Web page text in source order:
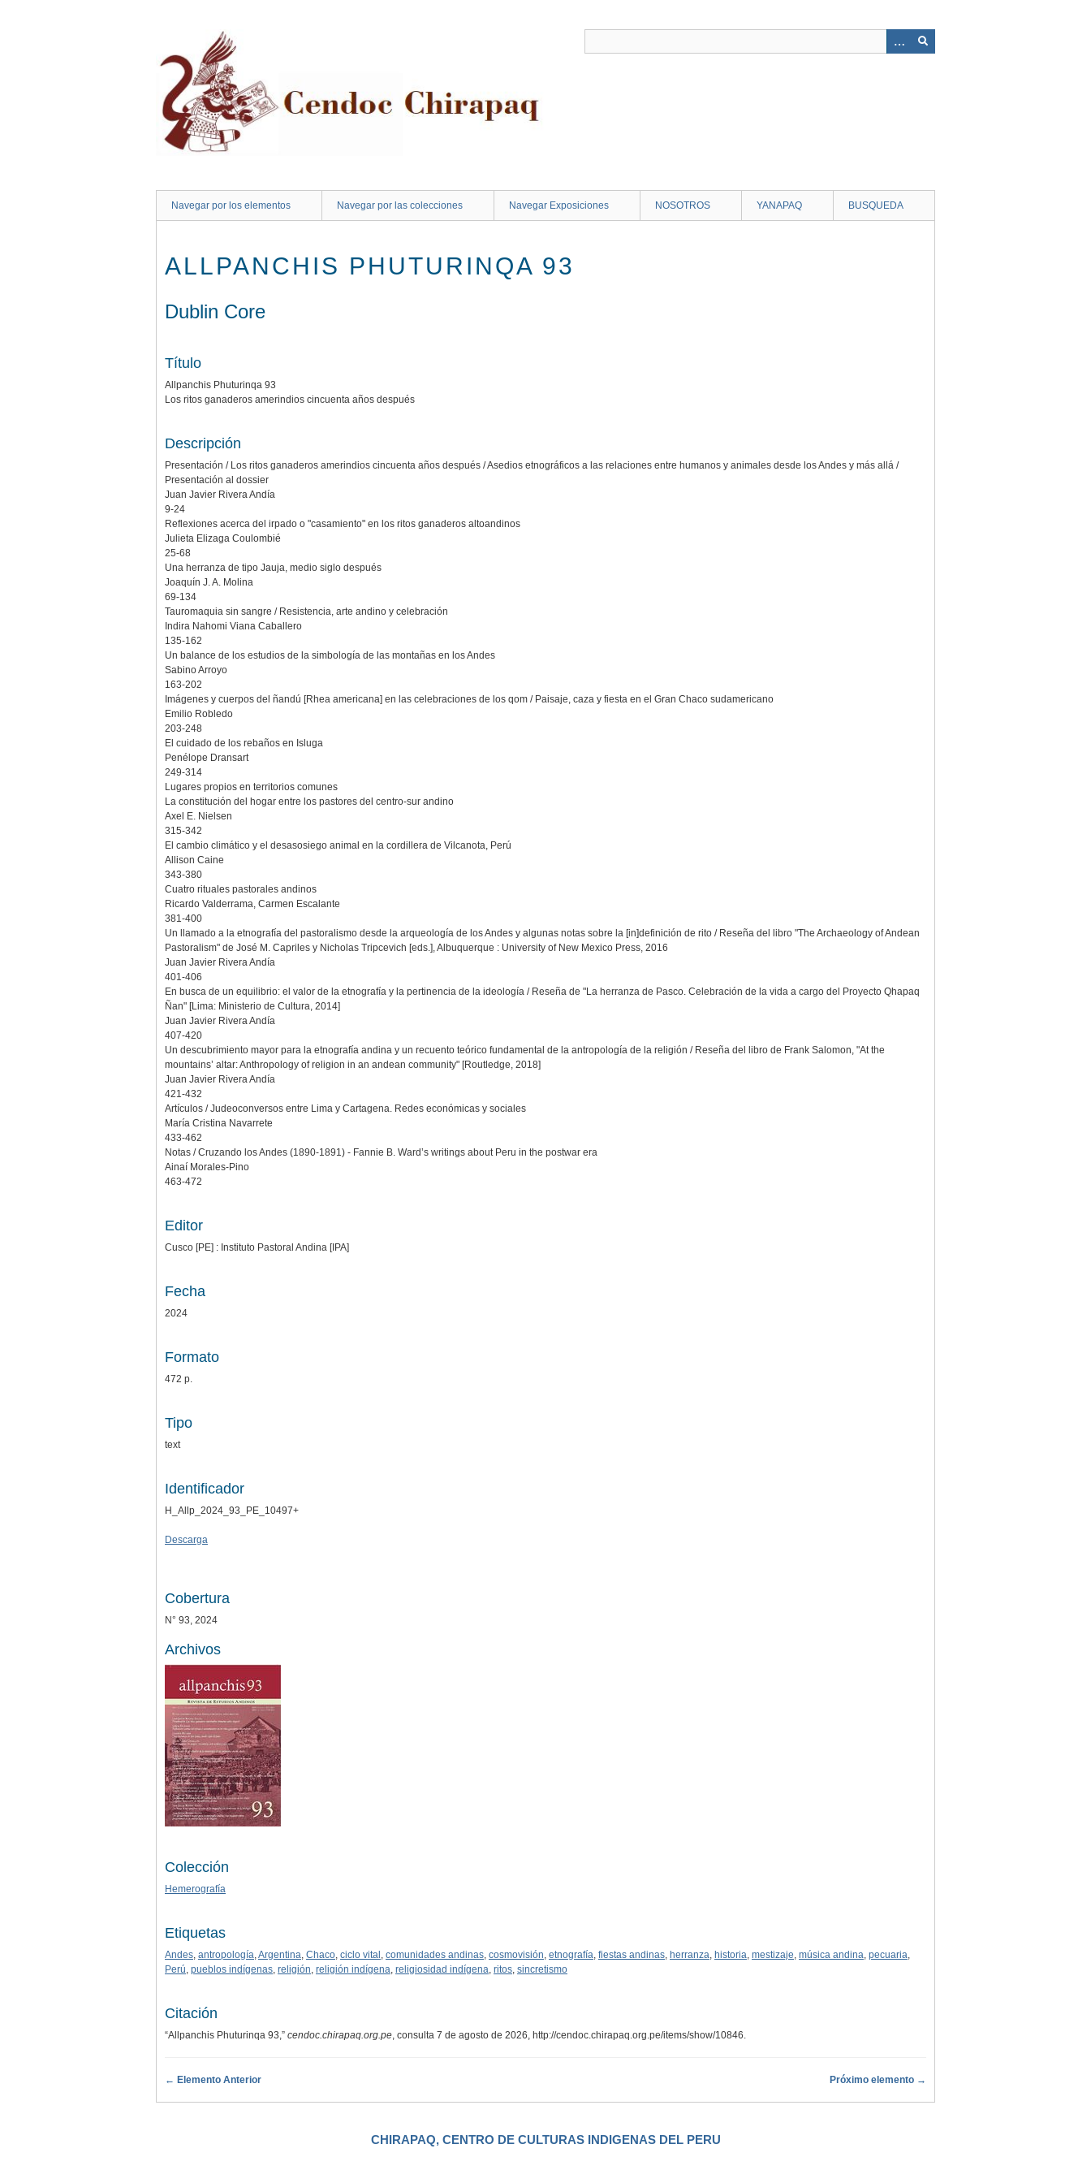
Navegar por los elementos Navegar por las colecciones Navegar Exposiciones NOSOTROS YANAPAQ BUSQUEDA
ALLPANCHIS PHUTURINQA 93
Dublin Core
Título
Allpanchis Phuturinqa 93
Los ritos ganaderos amerindios cincuenta años después
Descripción
Presentación / Los ritos ganaderos amerindios cincuenta años después / Asedios etnográficos a las relaciones entre humanos y animales desde los Andes y más allá /
Presentación al dossier
Juan Javier Rivera Andía
9-24
Reflexiones acerca del irpado o "casamiento" en los ritos ganaderos altoandinos
Julieta Elizaga Coulombié
25-68
Una herranza de tipo Jauja, medio siglo después
Joaquín J. A. Molina
69-134
Tauromaquia sin sangre / Resistencia, arte andino y celebración
Indira Nahomi Viana Caballero
135-162
Un balance de los estudios de la simbología de las montañas en los Andes
Sabino Arroyo
163-202
Imágenes y cuerpos del ñandú [Rhea americana] en las celebraciones de los qom / Paisaje, caza y fiesta en el Gran Chaco sudamericano
Emilio Robledo
203-248
El cuidado de los rebaños en Isluga
Penélope Dransart
249-314
Lugares propios en territorios comunes
La constitución del hogar entre los pastores del centro-sur andino
Axel E. Nielsen
315-342
El cambio climático y el desasosiego animal en la cordillera de Vilcanota, Perú
Allison Caine
343-380
Cuatro rituales pastorales andinos
Ricardo Valderrama, Carmen Escalante
381-400
Un llamado a la etnografía del pastoralismo desde la arqueología de los Andes y algunas notas sobre la [in]definición de rito / Reseña del libro "The Archaeology of Andean
Pastoralism" de José M. Capriles y Nicholas Tripcevich [eds.], Albuquerque : University of New Mexico Press, 2016
Juan Javier Rivera Andía
401-406
En busca de un equilibrio: el valor de la etnografía y la pertinencia de la ideología / Reseña de "La herranza de Pasco. Celebración de la vida a cargo del Proyecto Qhapaq
Ñan" [Lima: Ministerio de Cultura, 2014]
Juan Javier Rivera Andía
407-420
Un descubrimiento mayor para la etnografía andina y un recuento teórico fundamental de la antropología de la religión / Reseña del libro de Frank Salomon, "At the
mountains’ altar: Anthropology of religion in an andean community" [Routledge, 2018]
Juan Javier Rivera Andía
421-432
Artículos / Judeoconversos entre Lima y Cartagena. Redes económicas y sociales
María Cristina Navarrete
433-462
Notas / Cruzando los Andes (1890-1891) - Fannie B. Ward’s writings about Peru in the postwar era
Ainaí Morales-Pino
463-472
Editor
Cusco [PE] : Instituto Pastoral Andina [IPA]
Fecha
2024
Formato
472 p.
Tipo
text
Identificador
H_Allp_2024_93_PE_10497+
Descarga
Cobertura
N° 93, 2024
Archivos
Colección
Hemerografía
Etiquetas
Andes antropología Argentina Chaco ciclo vital comunidades andinas cosmovisión etnografía fiestas andinas herranza historia mestizaje música andina pecuaria
Perú pueblos indígenas religión religión indígena religiosidad indígena ritos sincretismo
Citación
“Allpanchis Phuturinqa 93,” cendoc.chirapaq.org.pe , consulta 7 de agosto de 2026, http://cendoc.chirapaq.org.pe/items/show/10846
← Elemento Anterior Próximo elemento →
CHIRAPAQ, CENTRO DE CULTURAS INDIGENAS DEL PERU